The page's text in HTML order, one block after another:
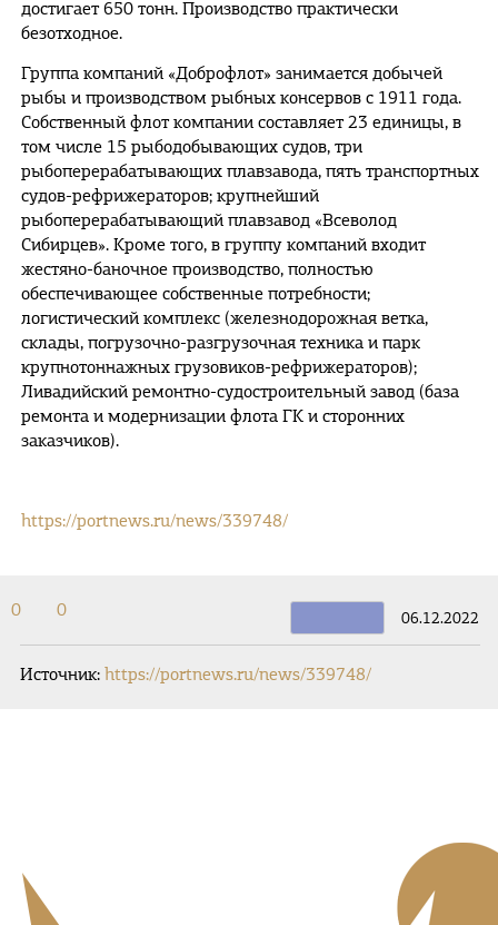
достигает 650 тонн. Производство практически
безотходное.
Группа компаний «Доброфлот» занимается добычей
рыбы и производством рыбных консервов с 1911 года.
Собственный флот компании составляет 23 единицы, в
том числе 15 рыбодобывающих судов, три
рыбоперерабатывающих плавзавода, пять транспортных
судов-рефрижераторов; крупнейший
рыбоперерабатывающий плавзавод «Всеволод
Сибирцев». Кроме того, в группу компаний входит
жестяно-баночное производство, полностью
обеспечивающее собственные потребности;
логистический комплекс (железнодорожная ветка,
склады, погрузочно-разгрузочная техника и парк
крупнотоннажных грузовиков-рефрижераторов);
Ливадийский ремонтно-судостроительный завод (база
ремонта и модернизации флота ГК и сторонних
заказчиков).
https://portnews.ru/news/339748/
06.12.2022
0 0
Источник: https://portnews.ru/news/339748/